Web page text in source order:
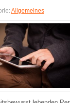
Allgemeines